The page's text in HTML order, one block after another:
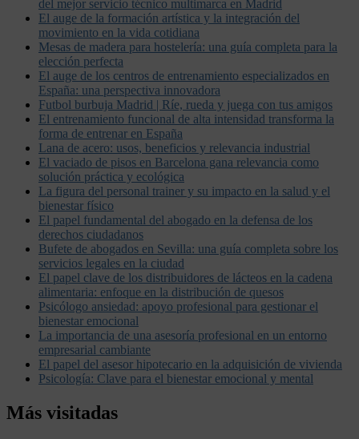
del mejor servicio técnico multimarca en Madrid
El auge de la formación artística y la integración del
movimiento en la vida cotidiana
Mesas de madera para hostelería: una guía completa para la
elección perfecta
El auge de los centros de entrenamiento especializados en
España: una perspectiva innovadora
Futbol burbuja Madrid | Ríe, rueda y juega con tus amigos
El entrenamiento funcional de alta intensidad transforma la
forma de entrenar en España
Lana de acero: usos, beneficios y relevancia industrial
El vaciado de pisos en Barcelona gana relevancia como
solución práctica y ecológica
La figura del personal trainer y su impacto en la salud y el
bienestar físico
El papel fundamental del abogado en la defensa de los
derechos ciudadanos
Bufete de abogados en Sevilla: una guía completa sobre los
servicios legales en la ciudad
El papel clave de los distribuidores de lácteos en la cadena
alimentaria: enfoque en la distribución de quesos
Psicólogo ansiedad: apoyo profesional para gestionar el
bienestar emocional
La importancia de una asesoría profesional en un entorno
empresarial cambiante
El papel del asesor hipotecario en la adquisición de vivienda
Psicología: Clave para el bienestar emocional y mental
Más visitadas